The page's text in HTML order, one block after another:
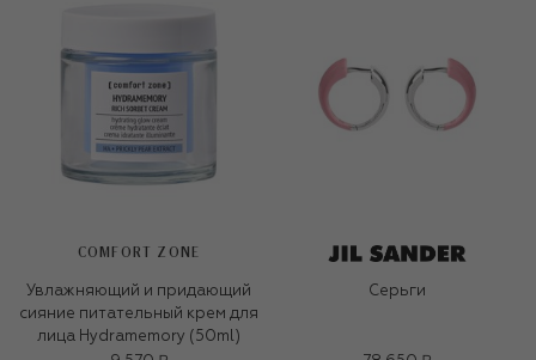
COMFORT ZONE
Увлажняющий и придающий
сияние питательный крем для
лица Hydramemory (50ml)
Серьги